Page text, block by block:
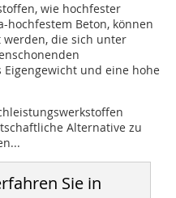
wie hochfester
Beton, können
die sich unter
und eine hohe
Alternative zu
Sie in